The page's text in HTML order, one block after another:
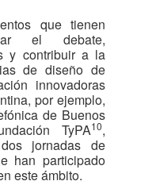
que tienen
el debate,
y contribuir a la
de diseño de
innovadoras
por ejemplo,
de Buenos
TyPA10,
jornadas de
han participado
este ámbito.